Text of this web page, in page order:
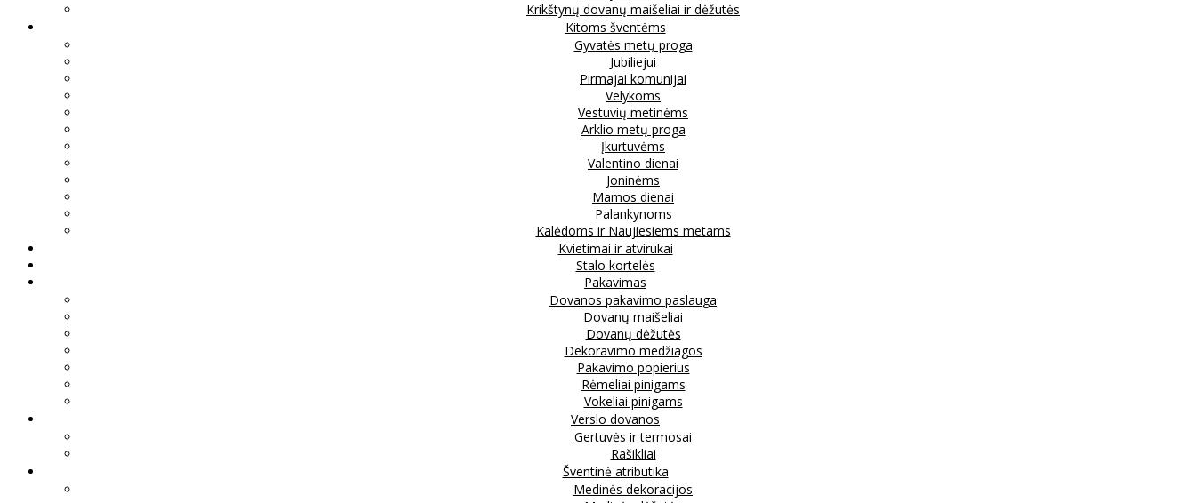
Krikštynų dovanų maišeliai ir dėžutės
Kitoms šventėms
Gyvatės metų proga
Jubiliejui
Pirmajai komunijai
Velykoms
Vestuvių metinėms
Arklio metų proga
Įkurtuvėms
Valentino dienai
Joninėms
Mamos dienai
Palankynoms
Kalėdoms ir Naujiesiems metams
Kvietimai ir atvirukai
Stalo kortelės
Pakavimas
Dovanos pakavimo paslauga
Dovanų maišeliai
Dovanų dėžutės
Dekoravimo medžiagos
Pakavimo popierius
Rėmeliai pinigams
Vokeliai pinigams
Verslo dovanos
Gertuvės ir termosai
Rašikliai
Šventinė atributika
Medinės dekoracijos